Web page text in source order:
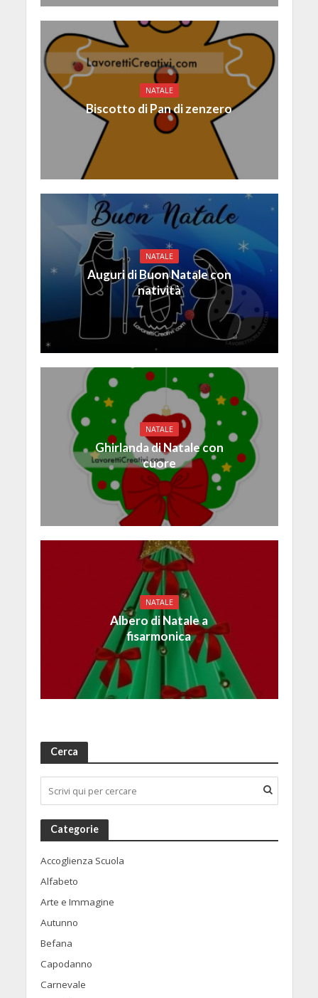
NATALE
Biscotto di Pan di zenzero
NATALE
Auguri di Buon Natale con
natività
NATALE
Ghirlanda di Natale con
cuore
NATALE
Albero di Natale a
fisarmonica
Cerca
Categorie
Accoglienza Scuola
Alfabeto
Arte e Immagine
Autunno
Befana
Capodanno
Carnevale